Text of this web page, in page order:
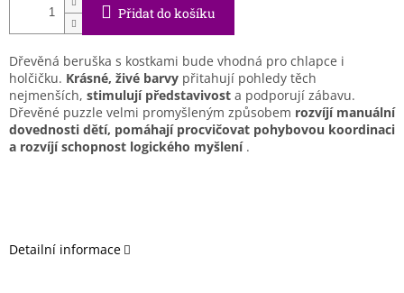
Přidat do košíku
Dřevěná beruška s kostkami bude vhodná pro chlapce i
holčičku. Krásné, živé barvy přitahují pohledy těch
nejmenších, stimulují představivost a podporují zábavu.
Dřevěné puzzle velmi promyšleným způsobem rozvíjí manuální
dovednosti dětí, pomáhají procvičovat pohybovou koordinaci
a rozvíjí schopnost logického myšlení .
Detailní informace